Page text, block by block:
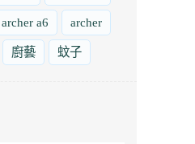
archer a6 archer
廚藝 蚊子